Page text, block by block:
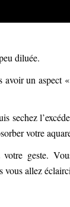
diluée.
un aspect
sechez
votre
geste.
vous allez